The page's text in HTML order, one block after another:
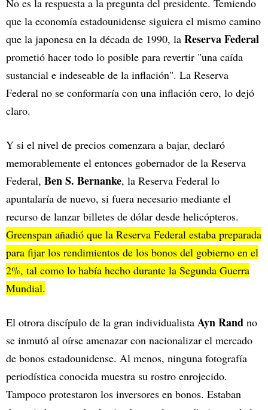
No es la respuesta a la pregunta del presidente. Temiendo
que la economía estadounidense siguiera el mismo camino
que la japonesa en la década de 1990, la Reserva Federal
prometió hacer todo lo posible para revertir "una caída
sustancial e indeseable de la inflación". La Reserva
Federal no se conformaría con una inflación cero, lo dejó
claro.
Y si el nivel de precios comenzara a bajar, declaró
memorablemente el entonces gobernador de la Reserva
Federal, Ben S. Bernanke, la Reserva Federal lo
apuntalaría de nuevo, si fuera necesario mediante el
recurso de lanzar billetes de dólar desde helicópteros.
Greenspan añadió que la Reserva Federal estaba preparada
para fijar los rendimientos de los bonos del gobierno en el
2%, tal como lo había hecho durante la Segunda Guerra
Mundial.
El otrora discípulo de la gran individualista Ayn Rand no
se inmutó al oírse amenazar con nacionalizar el mercado
de bonos estadounidense. Al menos, ninguna fotografía
periodística conocida muestra su rostro enrojecido.
Tampoco protestaron los inversores en bonos. Estaban